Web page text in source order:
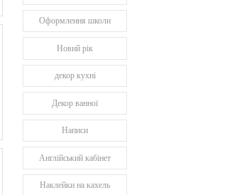
Оформлення школи
Новий рік
декор кухні
Декор ванної
Написи
Англійський кабінет
Наклейки на кахель